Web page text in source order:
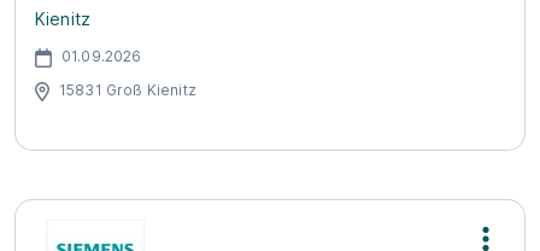
Kienitz
01.09.2026
15831 Groß Kienitz